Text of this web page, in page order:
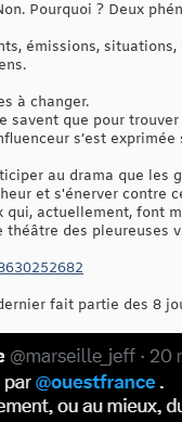
Pourquoi ? Deux
émissions, situations,
à changer.
savent que pour
s’est
au drama que
et s'énerver contre
qui, actuellement, font
des pleureuses
fait partie des 8